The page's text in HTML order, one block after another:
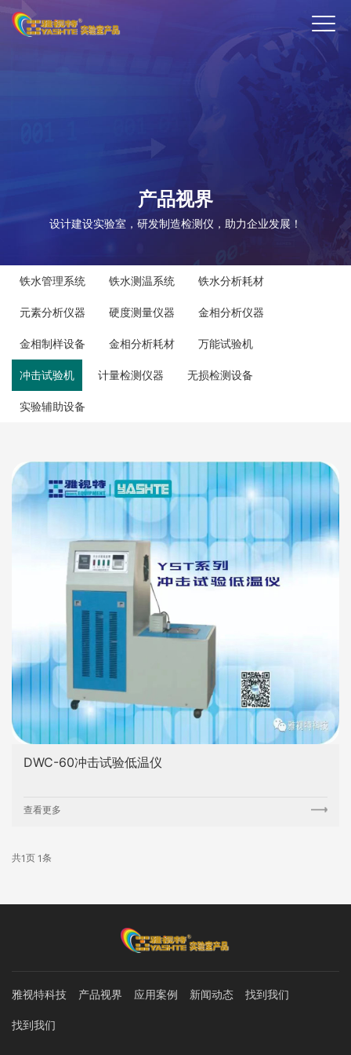
产品视界
设计建设实验室，研发制造检测仪，助力企业发展！
铁水管理系统 铁水测温系统 铁水分析耗材
元素分析仪器 硬度测量仪器 金相分析仪器
金相制样设备 金相分析耗材 万能试验机
冲击试验机 计量检测仪器 无损检测设备
实验辅助设备
DWC-60冲击试验低温仪
查看更多
共1页 1条
雅视特科技 产品视界 应用案例 新闻动态 找到我们
找到我们